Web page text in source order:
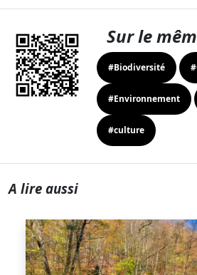
Sur le
#Biodiversité
#Environnement
#culture
A lire aussi